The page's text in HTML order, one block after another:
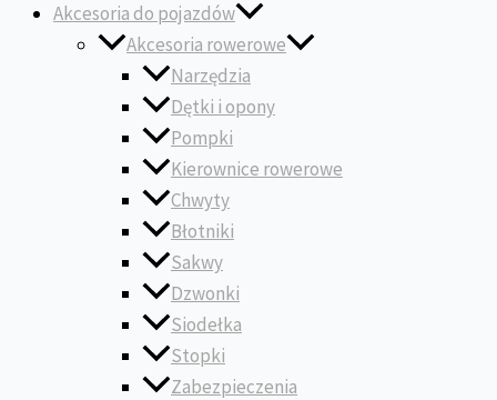
Akcesoria do pojazdów
Akcesoria rowerowe
Narzędzia
Dętki i opony
Pompki
Kierownice rowerowe
Chwyty
Błotniki
Sakwy
Dzwonki
Siodełka
Stopki
Zabezpieczenia